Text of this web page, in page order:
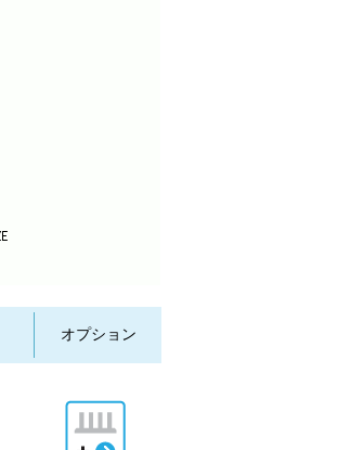
オプション
取付方法
選択